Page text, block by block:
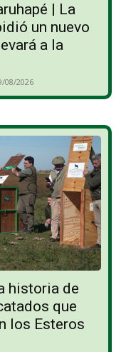
| La
un nuevo
a la
08/2026
historia de
que
los Esteros